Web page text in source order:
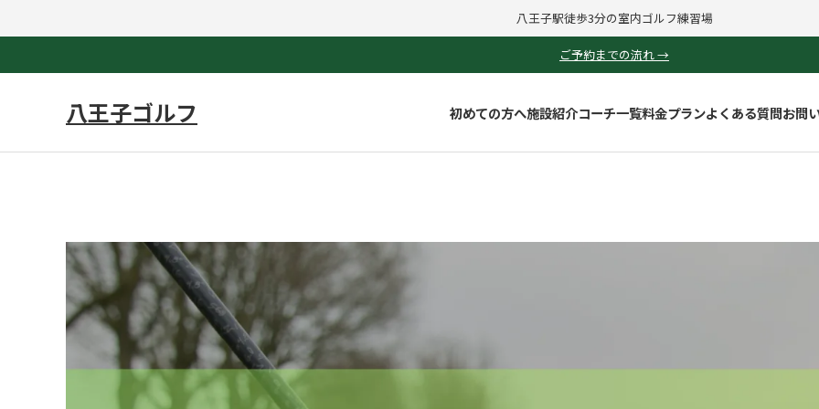
八王子駅徒歩3分の室内ゴルフ練習場
ご予約までの流れ →
八王子ゴルフ 初めての方へ施設紹介コーチ一覧料金プランよくある質問お問